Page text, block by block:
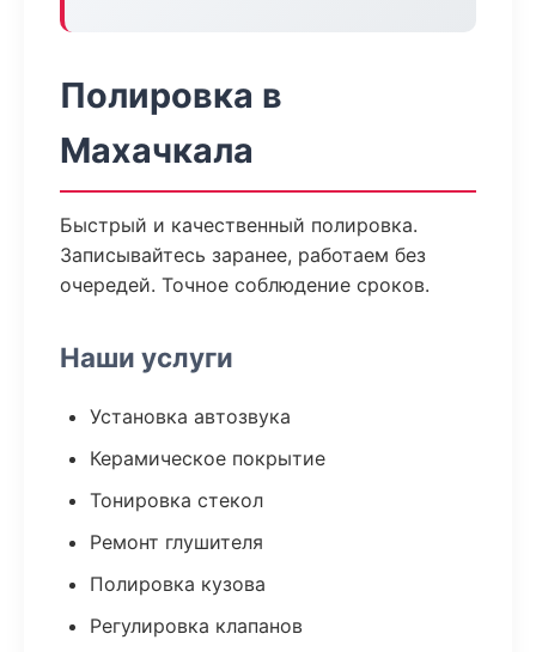
Полировка в
Махачкала
Быстрый и качественный полировка.
Записывайтесь заранее, работаем без
очередей. Точное соблюдение сроков.
Наши услуги
Установка автозвука
Керамическое покрытие
Тонировка стекол
Ремонт глушителя
Полировка кузова
Регулировка клапанов